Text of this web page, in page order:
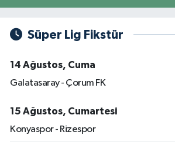
Süper Lig Fikstür
14 Ağustos, Cuma
Galatasaray - Çorum FK
15 Ağustos, Cumartesi
Konyaspor - Rizespor